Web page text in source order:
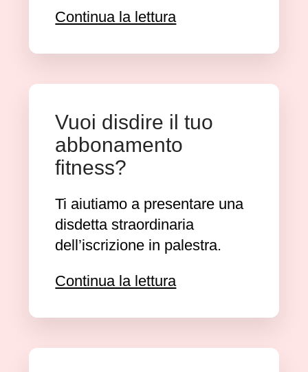
Continua la lettura
Vuoi disdire il tuo
abbonamento
fitness?
Ti aiutiamo a presentare una
disdetta straordinaria
dell’iscrizione in palestra.
Continua la lettura